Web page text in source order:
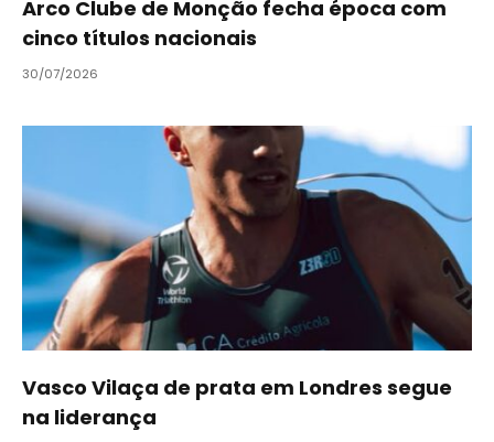
Arco Clube de Monção fecha época com
cinco títulos nacionais
30/07/2026
Vasco Vilaça de prata em Londres segue
na liderança